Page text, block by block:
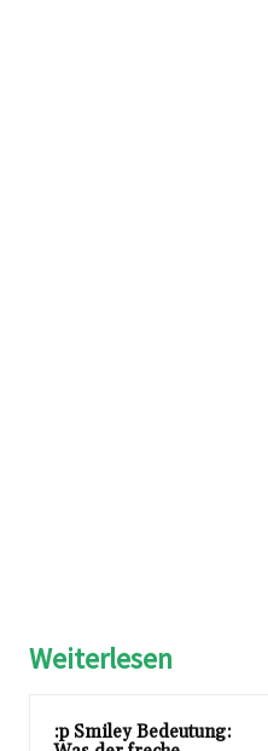
Weiterlesen
:p Smiley Bedeutung: